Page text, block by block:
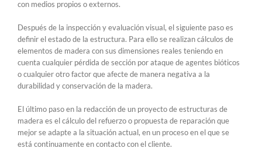
con medios propios o externos.
Después de la inspección y evaluación visual, el siguiente paso es
definir el estado de la estructura. Para ello se realizan cálculos de
elementos de madera con sus dimensiones reales teniendo en
cuenta cualquier pérdida de sección por ataque de agentes bióticos
o cualquier otro factor que afecte de manera negativa a la
durabilidad y conservación de la madera.
El último paso en la redacción de un proyecto de estructuras de
madera es el cálculo del refuerzo o propuesta de reparación que
mejor se adapte a la situación actual, en un proceso en el que se
está continuamente en contacto con el cliente.